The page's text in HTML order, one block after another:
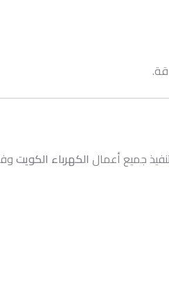
جميع أعمال الكهرباء الكويت